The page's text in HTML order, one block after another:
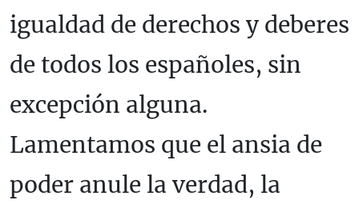
igualdad de derechos y deberes
de todos los españoles, sin
excepción alguna.
Lamentamos que el ansia de
poder anule la verdad, la